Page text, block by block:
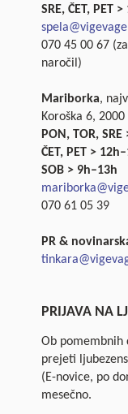
SRE, ČET, PET
070 45 00 67
naročil)
Mariborka,
Koroška 6,
PON, TOR,
ČET, PET >
SOB > 9h–13h
070 61 05 39
PR &
PRIJAVA NA
Ob pomembnih
prejeti
(E-novice, po
mesečno.